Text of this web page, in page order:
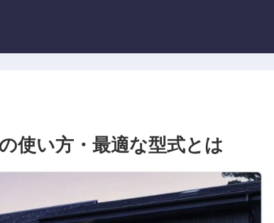
使い方・最適な型式とは